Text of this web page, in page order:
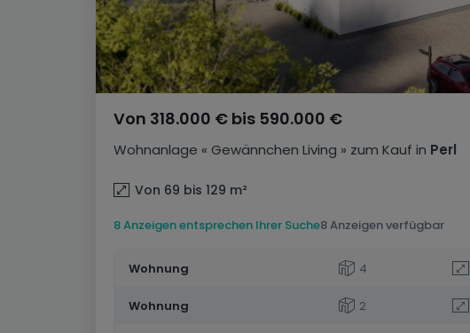
Wohnanlage « Gewännchen Living » zum Kauf in Perl
Von 318.000 € bis 590.000 €
Von 69 bis 129 m²
8 Anzeigen entsprechen Ihrer Suche8 Anzeigen verfügbar
Wohnung 4
Wohnung 2